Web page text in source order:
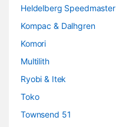
Heldelberg Speedmaster
Kompac & Dalhgren
Komori
Multilith
Ryobi & Itek
Toko
Townsend 51